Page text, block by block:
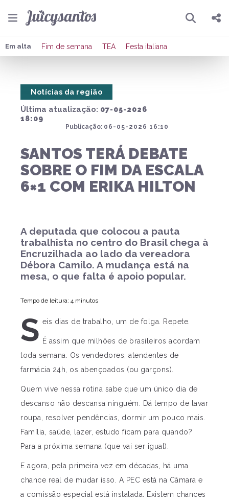
Pesquisar
Compartilhar
Em alta Fim de semana TEA Festa italiana
Última atualização: 07-05-2026
18:09
Publicação: 06-05-2026 16:10
Notícias da região
SANTOS TERÁ DEBATE
SOBRE O FIM DA ESCALA
6×1 COM ERIKA HILTON
A deputada que colocou a pauta
trabalhista no centro do Brasil chega à
Encruzilhada ao lado da vereadora
Débora Camilo. A mudança está na
mesa, o que falta é apoio popular.
Tempo de leitura: 4 minutos
S eis dias de trabalho, um de folga. Repete.
É assim que milhões de brasileiros acordam
toda semana. Os vendedores, atendentes de
farmácia 24h, os abençoados (ou garçons).
Quem vive nessa rotina sabe que um único dia de
descanso não descansa ninguém. Dá tempo de lavar
roupa, resolver pendências, dormir um pouco mais.
Família, saúde, lazer, estudo ficam para quando?
Para a próxima semana (que vai ser igual).
E agora, pela primeira vez em décadas, há uma
chance real de mudar isso. A PEC está na Câmara e
a comissão especial está instalada. Existem chances